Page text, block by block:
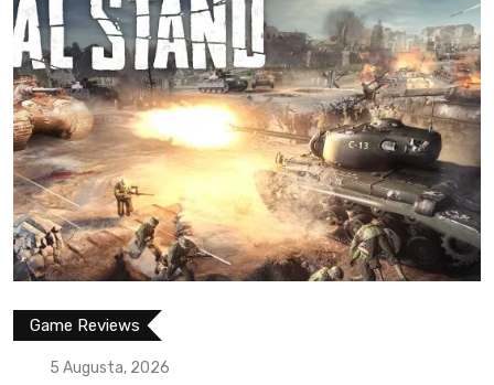
Game Reviews
5 Augusta, 2026